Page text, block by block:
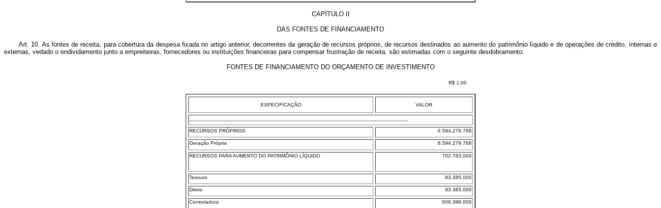
CAPÍTULO II
DAS FONTES DE FINANCIAMENTO
Art. 10. As fontes de receita, para cobertura da despesa fixada no artigo anterior, decorrentes da geração de recursos próprios, de recursos destinados ao aumento do patrimônio líquido e de operações de crédito, internas e
externas, vedado o endividamento junto a empreiteiras, fornecedores ou instituições financeiras para compensar frustração de receita, são estimadas com o seguinte desdobramento:
FONTES DE FINANCIAMENTO DO ORÇAMENTO DE INVESTIMENTO
R$ 1,00
ESPECIFICAÇÃO VALOR
RECURSOS PRÓPRIOS 6.594.279.768
Geração Própria 6.594.279.768
RECURSOS PARA AUMENTO DO PATRIMÔNIO LÍQUIDO 702.783.000
Tesouro 93.385.000
Direto 93.385.000
Controladora 609.398.000